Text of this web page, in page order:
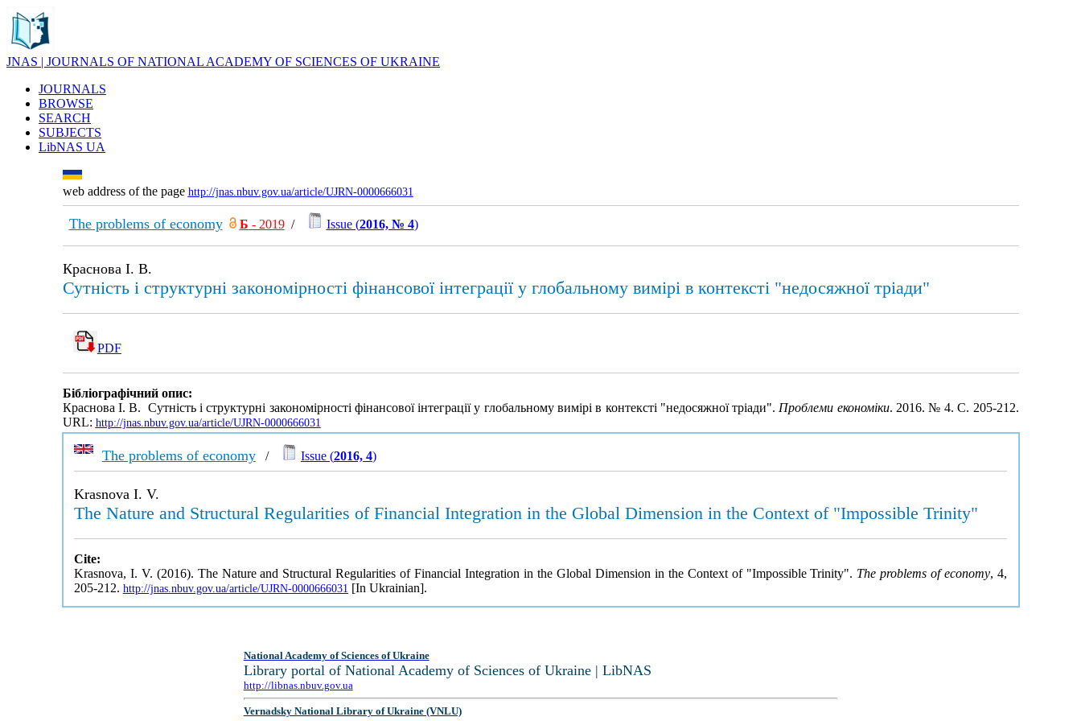
JNAS | JOURNALS OF NATIONAL ACADEMY OF SCIENCES OF UKRAINE
JOURNALS
BROWSE
SEARCH
SUBJECTS
LibNAS UA
web address of the page http://jnas.nbuv.gov.ua/article/UJRN-0000666031
The problems of economy Б - 2019/ Issue (2016, № 4)
Краснова І. В.
Сутність і структурні закономірності фінансової інтеграції у глобальному вимірі в контексті "недосяжної тріади"
PDF
Бібліографічний опис:
Краснова І. В. Сутність і структурні закономірності фінансової інтеграції у глобальному вимірі в контексті "недосяжної тріади".Проблеми економіки. 2016. № 4. С. 205-212.
URL: http://jnas.nbuv.gov.ua/article/UJRN-0000666031
The problems of economy/ Issue (2016, 4)
Krasnova I. V.
The Nature and Structural Regularities of Financial Integration in the Global Dimension in the Context of "Impossible Trinity"
Cite:
Krasnova, I. V. (2016). The Nature and Structural Regularities of Financial Integration in the Global Dimension in the Context of "Impossible Trinity". The problems of economy, 4,
205-212. http://jnas.nbuv.gov.ua/article/UJRN-0000666031 [In Ukrainian].
National Academy of Sciences of Ukraine
Library portal of National Academy of Sciences of Ukraine | LibNAS
http://libnas.nbuv.gov.ua
Vernadsky National Library of Ukraine (VNLU)